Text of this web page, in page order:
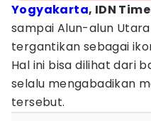
Yogyakarta, IDN
sampai Alun-alun
tergantikan sebagai
Hal ini bisa dilihat dari
selalu mengabadikan
tersebut.